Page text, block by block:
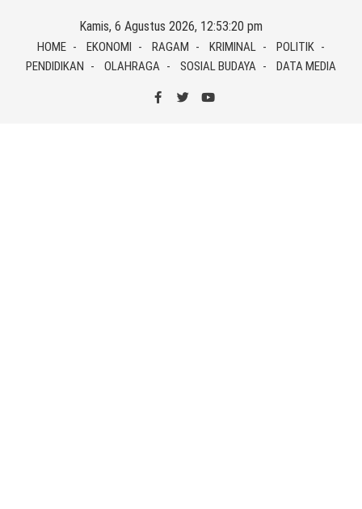
content
Kamis, 6 Agustus 2026, 12:53:20 pm
HOME EKONOMI RAGAM KRIMINAL
POLITIK
PENDIDIKAN
OLAHRAGA SOSIAL BUDAYA DATA MEDIA